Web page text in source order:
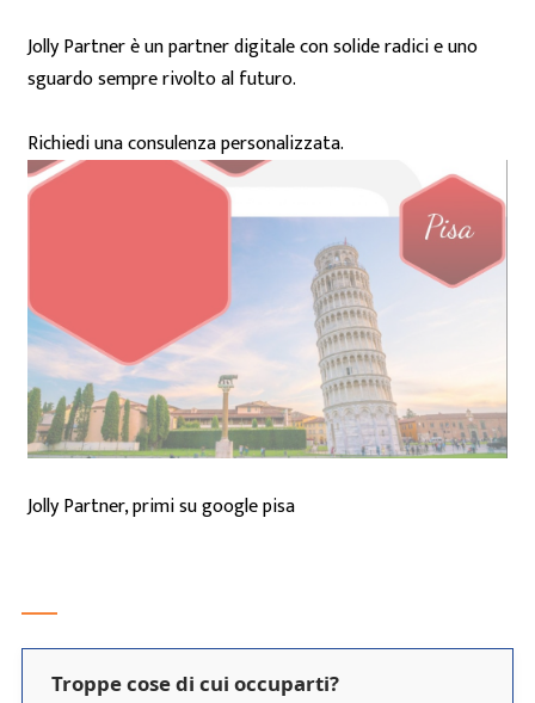
Jolly Partner è un partner digitale con solide radici e uno
sguardo sempre rivolto al futuro.
Richiedi una consulenza personalizzata.
Jolly Partner, primi su google pisa
Troppe cose di cui occuparti?